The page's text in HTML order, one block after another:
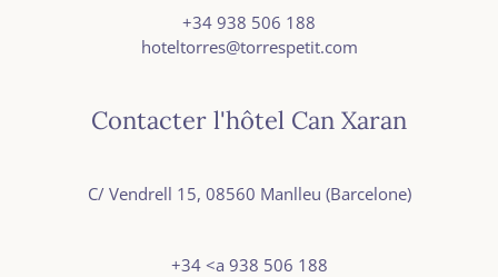
+34 938 506 188
hoteltorres@torrespetit.com
Contacter l'hôtel Can Xaran
C/ Vendrell 15, 08560 Manlleu (Barcelone)
+34 <a 938 506 188